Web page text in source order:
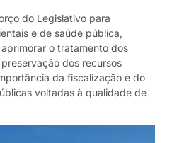
do Legislativo para
e de saúde pública,
o tratamento dos
dos recursos
da fiscalização e do
voltadas à qualidade de